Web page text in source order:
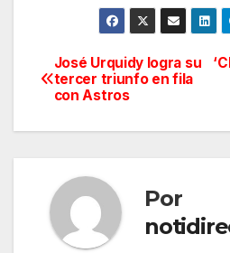
Navegación
de
José Urquidy logra su
tercer triunfo en fila
con Astros
Por